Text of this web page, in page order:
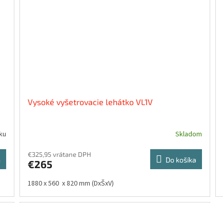
Vysoké vyšetrovacie lehátko VL1V
Skladom
€325,95 vrátane DPH
€265 Do košíka
1880 x 560 x 820 mm (DxŠxV)